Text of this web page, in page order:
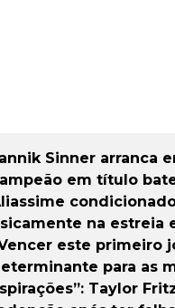
Sinner arranca
em título
na estreia
este primeiro
para as
Taylor